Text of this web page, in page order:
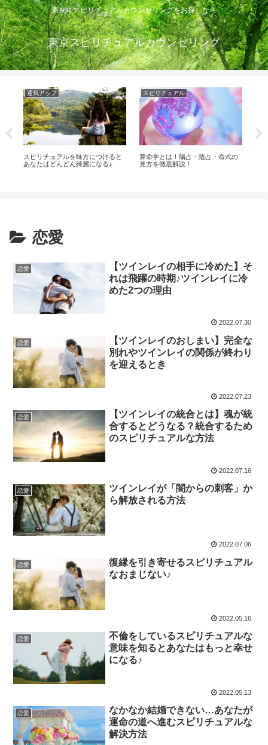
東京でスピリチュアルカウンセリングをお探しなら
東京スピリチュアルカウンセリング
運気アップ
スピリチュアルを味方につけると
あなたはどんどん綺麗になる♪
スピリチュアル
算命学とは！陽占・陰占・命式の
見方を徹底解説！
恋愛
恋愛
【ツインレイの相手に冷めた】そ
れは飛躍の時期♪ツインレイに冷
めた2つの理由
2022.07.30
恋愛
【ツインレイのおしまい】完全な
別れやツインレイの関係が終わり
を迎えるとき
2022.07.23
恋愛
【ツインレイの統合とは】魂が統
合するとどうなる？統合するため
のスピリチュアルな方法￼
2022.07.16
恋愛
ツインレイが「闇からの刺客」か
ら解放される方法
2022.07.06
恋愛
復縁を引き寄せるスピリチュアル
なおまじない♪
2022.05.16
恋愛
不倫をしているスピリチュアルな
意味を知るとあなたはもっと幸せ
になる♪
2022.05.13
恋愛
なかなか結婚できない…あなたが
運命の道へ進むスピリチュアルな
解決方法